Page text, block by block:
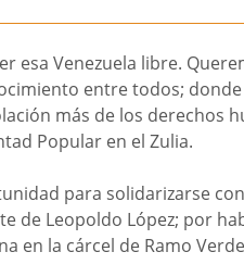
esa Venezuela libre.
entre todos;
más de los derechos
Popular en el Zulia.
para solidarizarse
de Leopoldo López; por
en la cárcel de Ramo